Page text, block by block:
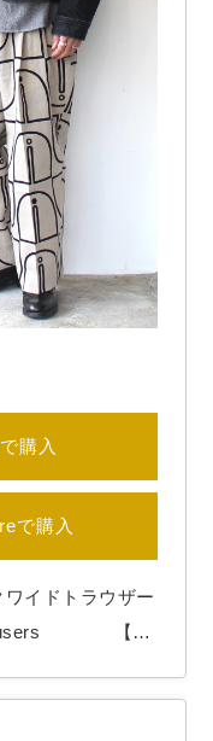
B.D noil – s
ブレーから…
購入
で購入
イドトラウザー
【B